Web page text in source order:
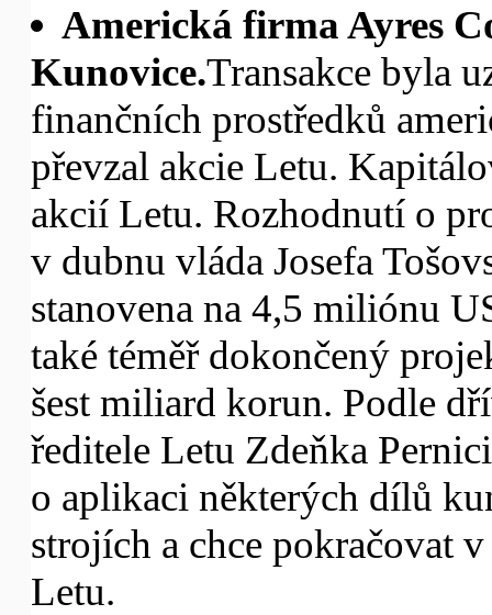
Americká firma Ayres
Kunovice.Transakce byla
finančních prostředků
převzal akcie Letu.
akcií Letu. Rozhodnutí o
v dubnu vláda Josefa
stanovena na 4,5 miliónu
také téměř dokončený
šest miliard korun. Podle
ředitele Letu Zdeňka
o aplikaci některých dílů
strojích a chce pokračovat
Letu.